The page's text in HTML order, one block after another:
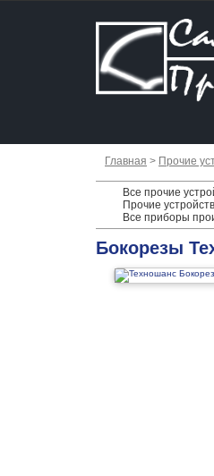
Главная > Прочие
Все прочие
Прочие
Все приборы
Бокорезы